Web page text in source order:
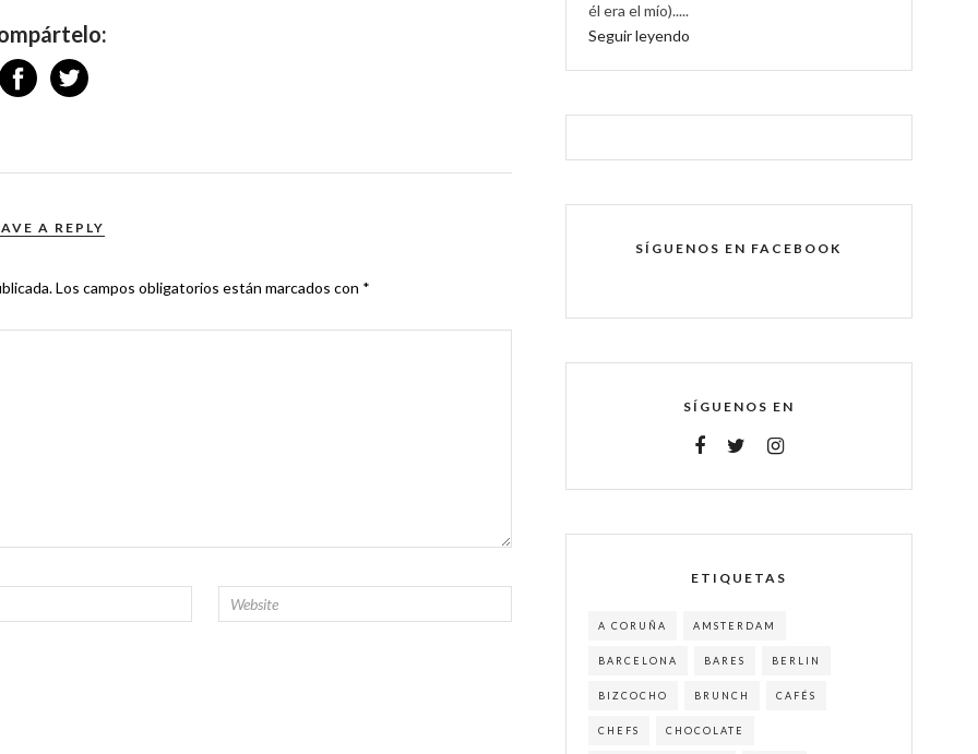
A REPLY
Los campos obligatorios están marcados con *
él era el mío).....
Seguir leyendo
SÍGUENOS EN FACEBOOK
SÍGUENOS EN
ETIQUETAS
A CORUÑA AMSTERDAM
BARCELONA BARES BERLIN
BIZCOCHO BRUNCH CAFÉS
CHEFS CHOCOLATE